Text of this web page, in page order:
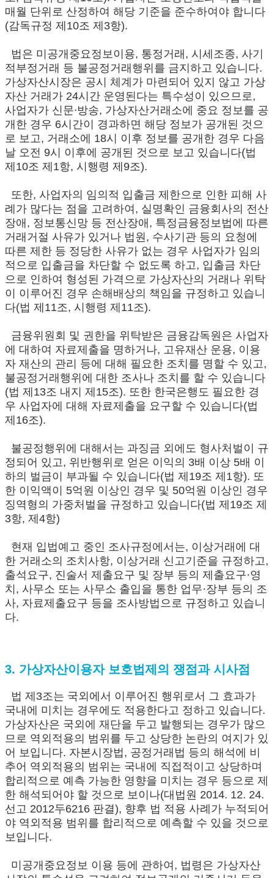
매월 단위로 산정하여 해당 기준을 준수하여야 합니다
(감독규정 제10조 제3항).
법은 미공개중요정보이용, 통정거래, 시세조종, 사기
적부정거래 등 불공정거래행위를 금지하고 있습니다.
가상자산시장은 공시 체계가 마련되어 있지 않고 가상
자산 거래가 24시간 운영된다는 특수성이 있으므로,
사업자가 신문∙방송, 가상자산거래소에 중요 정보를 공
개한 경우 6시간이 경과하면 해당 정보가 공개된 것으
로 보고, 거래소에 18시 이후 정보를 공개한 경우 다음
날 오전 9시 이후에 공개된 것으로 보고 있습니다(법
제10조 제1항, 시행령 제9조).
또한, 사업자의 임의적 입출금 제한으로 인한 피해 사
례가 많다는 점을 고려하여, 실명확인 금융회사의 전산
장애, 정보통신망 등 전산장애, 특정금융정보법에 따른
거래거절 사유가 있거나 법원, 수사기관 등의 요청에
따른 제한 등 정당한 사유가 없는 경우 사업자가 임의
적으로 입출금을 차단할 수 없도록 하고, 입출금 차단
으로 인하여 형성된 가격으로 가상자산의 거래나 위탁
이 이루어진 경우 손해배상의 책임을 규정하고 있습니
다(법 제11조, 시행령 제11조).
금융위원회 및 권한을 위탁받은 금융감독원은 사업자
에 대하여 자료제출을 명하거나, 고유재산 운용, 이용
자 재산의 관리 등에 대해 필요한 조치를 명할 수 있고,
불공정거래행위에 대한 조사나 조치를 할 수 있습니다
(법 제13조 내지 제15조). 또한 한국은행도 필요한 경
우 사업자에 대해 자료제출을 요구할 수 있습니다(법
제16조).
불공정행위에 대해서는 과징금 외에도 형사처벌이 규
정되어 있고, 위반행위로 얻은 이익의 3배 이상 5배 이
하의 벌금이 부과될 수 있습니다(법 제19조 제1항). 또
한 이익액이 5억원 이상인 경우 및 50억원 이상인 경우
징역형의 가중처벌을 규정하고 있습니다(법 제19조 제
3항, 제4항)
현재 입법예고 중인 조사규정에서는, 이상거래에 대
한 거래소의 조치사항, 이상거래 신고기준을 규정하고,
출석요구, 진술서 제출요구 및 장부 등의 제출요구·영
치, 사무소 또는 사무소 출입을 통한 업무·장부 등의 조
사, 자료제출요구 등을 조사방법으로 규정하고 있습니
다.
3. 가상자산이용자 보호법제의 쟁점과 시사점
법 제3조는 국외에서 이루어진 행위로서 그 효과가
국내에 미치는 경우에도 적용한다고 정하고 있습니다.
가상자산은 국외에 재단을 두고 발행되는 경우가 많으
므로 역외적용의 범위를 두고 상당한 논란의 여지가 있
어 보입니다. 자본시장법, 공정거래법 등의 해석에 비
추어 역외적용의 범위는 국내에 직접적이고 상당하며
합리적으로 예측 가능한 영향을 미치는 경우 등으로 제
한 해석되어야 할 것으로 보이나(대법원 2014. 12. 24.
선고 2012두6216 판결), 향후 법 적용 사례가 누적되어
야 역외적용 범위를 합리적으로 예측할 수 있을 것으로
보입니다.
미공개중요정보 이용 등에 관하여, 법령은 가상자산